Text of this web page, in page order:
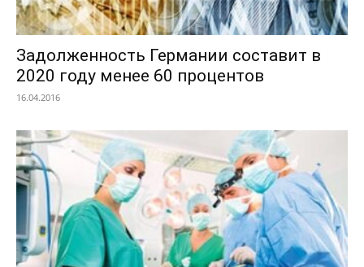
Задолженность Германии составит в
2020 году менее 60 процентов
16.04.2016